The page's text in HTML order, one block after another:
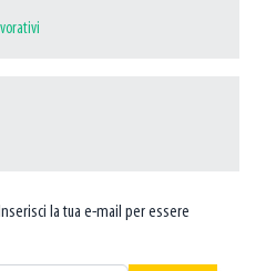
Inserisci la tua e-mail per essere